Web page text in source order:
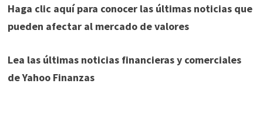
Haga clic aquí para conocer las últimas noticias que
pueden afectar al mercado de valores
Lea las últimas noticias financieras y comerciales
de Yahoo Finanzas